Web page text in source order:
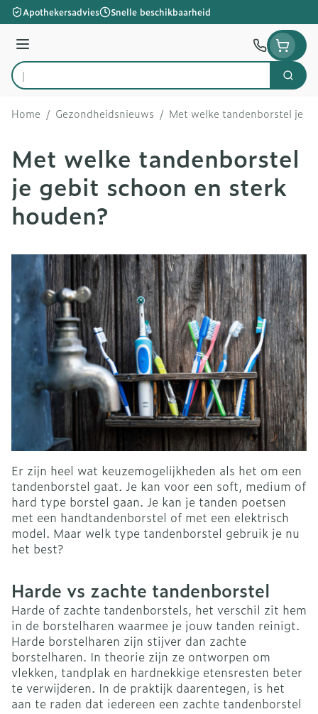
Ga naar de inhoud
Apothekersadvies Snelle beschikbaarheid
Menu
Product, merk, categorie...
Zoek
Home / Gezondheidsnieuws / Met welke tandenborstel je
Met welke tandenborstel
je gebit schoon en sterk
houden?
Er zijn heel wat keuzemogelijkheden als het om een
tandenborstel gaat. Je kan voor een soft, medium of
hard type borstel gaan. Je kan je tanden poetsen
met een handtandenborstel of met een elektrisch
model. Maar welk type tandenborstel gebruik je nu
het best?
Harde vs zachte tandenborstel
Harde of zachte tandenborstels, het verschil zit hem
in de borstelharen waarmee je jouw tanden reinigt.
Harde borstelharen zijn stijver dan zachte
borstelharen. In theorie zijn ze ontworpen om
vlekken, tandplak en hardnekkige etensresten beter
te verwijderen. In de praktijk daarentegen, is het
aan te raden dat iedereen een zachte tandenborstel